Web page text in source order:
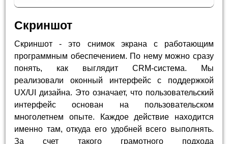
Скриншот
Скриншот - это снимок экрана с работающим
программным обеспечением. По нему можно сразу
понять, как выглядит CRM-система. Мы
реализовали оконный интерфейс с поддержкой
UX/UI дизайна. Это означает, что пользовательский
интерфейс основан на пользовательском
многолетнем опыте. Каждое действие находится
именно там, откуда его удобней всего выполнять.
За счет такого грамотного подхода